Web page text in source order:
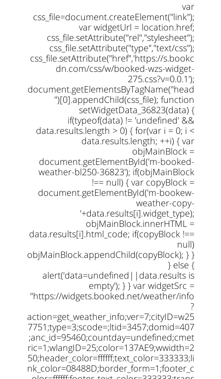
var
css_file=document.createElement("link");
var widgetUrl = location.href;
css_file.setAttribute("rel","stylesheet");
css_file.setAttribute("type","text/css");
css_file.setAttribute("href",'https://s.bookc
dn.com/css/w/booked-wzs-widget-
275.css?v=0.0.1');
document.getElementsByTagName("head
")[0].appendChild(css_file); function
setWidgetData_36823(data) {
if(typeof(data) != 'undefined' &&
data.results.length > 0) { for(var i = 0; i <
data.results.length; ++i) { var
objMainBlock =
document.getElementById('m-booked-
weather-bl250-36823'); if(objMainBlock
!== null) { var copyBlock =
document.getElementById('m-bookew-
weather-copy-
'+data.results[i].widget_type);
objMainBlock.innerHTML =
data.results[i].html_code; if(copyBlock !==
null)
objMainBlock.appendChild(copyBlock); } }
} else {
alert('data=undefined||data.results is
empty'); } } var widgetSrc =
"https://widgets.booked.net/weather/info
?
action=get_weather_info;ver=7;cityID=w25
7751;type=3;scode=;ltid=3457;domid=407
;anc_id=95460;countday=undefined;cmet
ric=1;wlangID=25;color=137AE9;wwidth=2
50;header_color=ffffff;text_color=333333;li
nk_color=08488D;border_form=1;footer_c